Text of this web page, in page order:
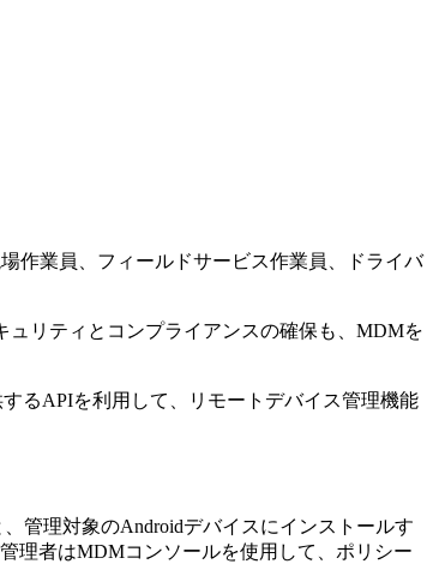
作業員、フィールドサービス作業員、ドライバ
リティとコンプライアンスの確保も、MDMを
るAPIを利用して、リモートデバイス管理機能
管理対象のAndroidデバイスにインストールす
理者はMDMコンソールを使用して、ポリシー